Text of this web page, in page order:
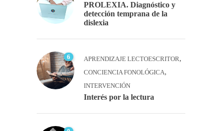
PROLEXIA. Diagnóstico y
detección temprana de la
dislexia
6 APRENDIZAJE LECTOESCRITOR,
CONCIENCIA FONOLÓGICA,
INTERVENCIÓN
Interés por la lectura